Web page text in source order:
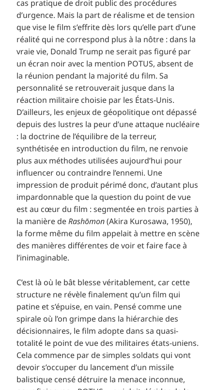
cas pratique de droit public des procédures
d’urgence. Mais la part de réalisme et de tension
que vise le film s’effrite dès lors qu’elle part d’une
réalité qui ne correspond plus à la nôtre : dans la
vraie vie, Donald Trump ne serait pas figuré par
un écran noir avec la mention POTUS, absent de
la réunion pendant la majorité du film. Sa
personnalité se retrouverait jusque dans la
réaction militaire choisie par les États-Unis.
D’ailleurs, les enjeux de géopolitique ont dépassé
depuis des lustres la peur d’une attaque nucléaire
: la doctrine de l’équilibre de la terreur,
synthétisée en introduction du film, ne renvoie
plus aux méthodes utilisées aujourd’hui pour
influencer ou contraindre l’ennemi. Une
impression de produit périmé donc, d’autant plus
impardonnable que la question du point de vue
est au cœur du film : segmentée en trois parties à
la manière deRashōmon(Akira Kurosawa, 1950),
la forme même du film appelait à mettre en scène
des manières différentes de voir et faire face à
l’inimaginable.
C’est là où le bât blesse véritablement, car cette
structure ne révèle finalement qu’un film qui
patine et s’épuise, en vain. Pensé comme une
spirale où l’on grimpe dans la hiérarchie des
décisionnaires, le film adopte dans sa quasi-
totalité le point de vue des militaires états-uniens.
Cela commence par de simples soldats qui vont
devoir s’occuper du lancement d’un missile
balistique censé détruire la menace inconnue,